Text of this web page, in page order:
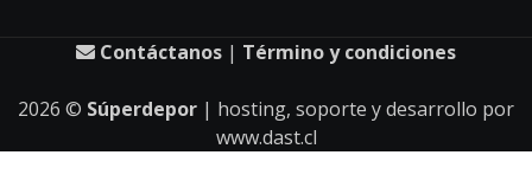
Contáctanos | Término y condiciones
2026 © Súperdepor | hosting, soporte y desarrollo por
www.dast.cl